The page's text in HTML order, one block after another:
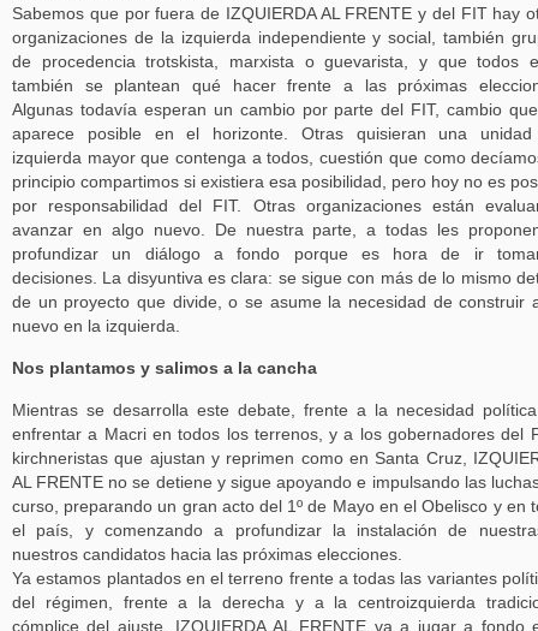
Sabemos que por fuera de IZQUIERDA AL FRENTE y del FIT hay
organizaciones de la izquierda independiente y social, también
de procedencia trotskista, marxista o guevarista, y que todos
también se plantean qué hacer frente a las próximas
Algunas todavía esperan un cambio por parte del FIT, cambio
aparece posible en el horizonte. Otras quisieran una
izquierda mayor que contenga a todos, cuestión que como
principio compartimos si existiera esa posibilidad, pero hoy no es
por responsabilidad del FIT. Otras organizaciones están
avanzar en algo nuevo. De nuestra parte, a todas les
profundizar un diálogo a fondo porque es hora de ir
decisiones. La disyuntiva es clara: se sigue con más de lo mismo
de un proyecto que divide, o se asume la necesidad de construir
nuevo en la izquierda.
Nos plantamos y salimos a la cancha
Mientras se desarrolla este debate, frente a la necesidad
enfrentar a Macri en todos los terrenos, y a los gobernadores del
kirchneristas que ajustan y reprimen como en Santa Cruz,
AL FRENTE no se detiene y sigue apoyando e impulsando las
curso, preparando un gran acto del 1º de Mayo en el Obelisco y en
el país, y comenzando a profundizar la instalación de
nuestros candidatos hacia las próximas elecciones.
Ya estamos plantados en el terreno frente a todas las variantes
del régimen, frente a la derecha y a la centroizquierda
cómplice del ajuste. IZQUIERDA AL FRENTE va a jugar a fondo